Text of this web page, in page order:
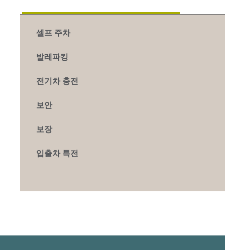
셀프 주차
발레파킹
전기차 충전
보안
보장
입출차 특전